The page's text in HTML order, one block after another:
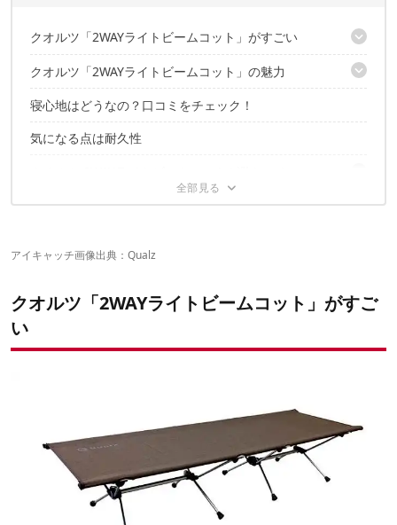
クオルツ「2WAYライトビームコット」がすごい
こんな人におすすめ！
クオルツ「2WAYライトビームコット」の魅力
38cmと26cmの2段階に高さ調節ができる
収納サイズがコンパクト！
収納袋が今までにない仕組み
なにより価格が12,800円＋税でコスパ最高
寝心地はどうなの？口コミをチェック！
気になる点は耐久性
アイキャッチ画像出典： Qualz
クオルツ「2WAYライトビームコット」がすご
い